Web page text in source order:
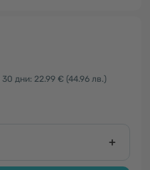
дни: 22.99 € (44.96 лв.)
+